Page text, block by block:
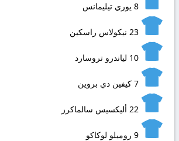
8 يوري تيليمانس
23 نيكولاس راسكين
10 لياندرو تروسارد
7 كيفين دي بروين
22 أليكسيس سالماكرز
9 روميلو لوكاكو